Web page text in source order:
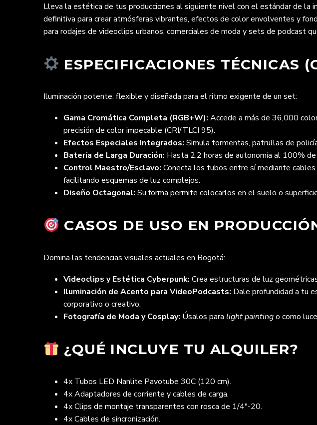
Lleva la estética de tus producciones al siguiente nivel con el estándar de la
definitiva para crear atmósferas vibrantes, efectos de color envolventes y
para rodajes de videoclips urbanos, comerciales de moda y sets de podcast
ESPECIFICACIONES TÉCNICAS
Iluminación potente, flexible y diseñada para el ritmo exigente de un set:
Gama Cromática Completa (RGB+W): Accede a más de 36,000
precisión de color impecable (CRI/TLCI 95).
Efectos Especiales Integrados: Simula tormentas, patrullas de
Batería de Larga Duración: Hasta 2.2 horas de autonomía al 100%
Control Maestro/Esclavo: Conecta los tubos entre sí mediante
facilitando esquemas de luz complejos.
Diseño Octagonal: Su forma permite colocarlos en el suelo o
CASOS DE USO EN
Domina las tendencias visuales actuales en Bogotá:
Videoclips y Estética Cyberpunk: Crea estructuras de luz
Iluminación de Acento para VideoPodcasts: Dale profundidad a tu
corporativo o creativo.
Fotografía de Moda y Cosplay: Úsalos para light paintingo como
¿QUÉ INCLUYE TU ALQUILER?
4x Tubos LED Nanlite Pavotube 30C (120 cm).
4x Adaptadores de corriente y cables de carga.
4x Clips de montaje transparentes con rosca de 1/4″-20.
4x Cables de sincronización.